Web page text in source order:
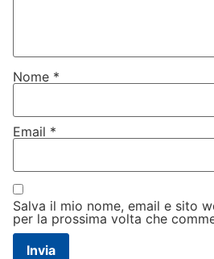
Nome *
Email *
Salva il mio nome, email e sito
per la prossima volta che